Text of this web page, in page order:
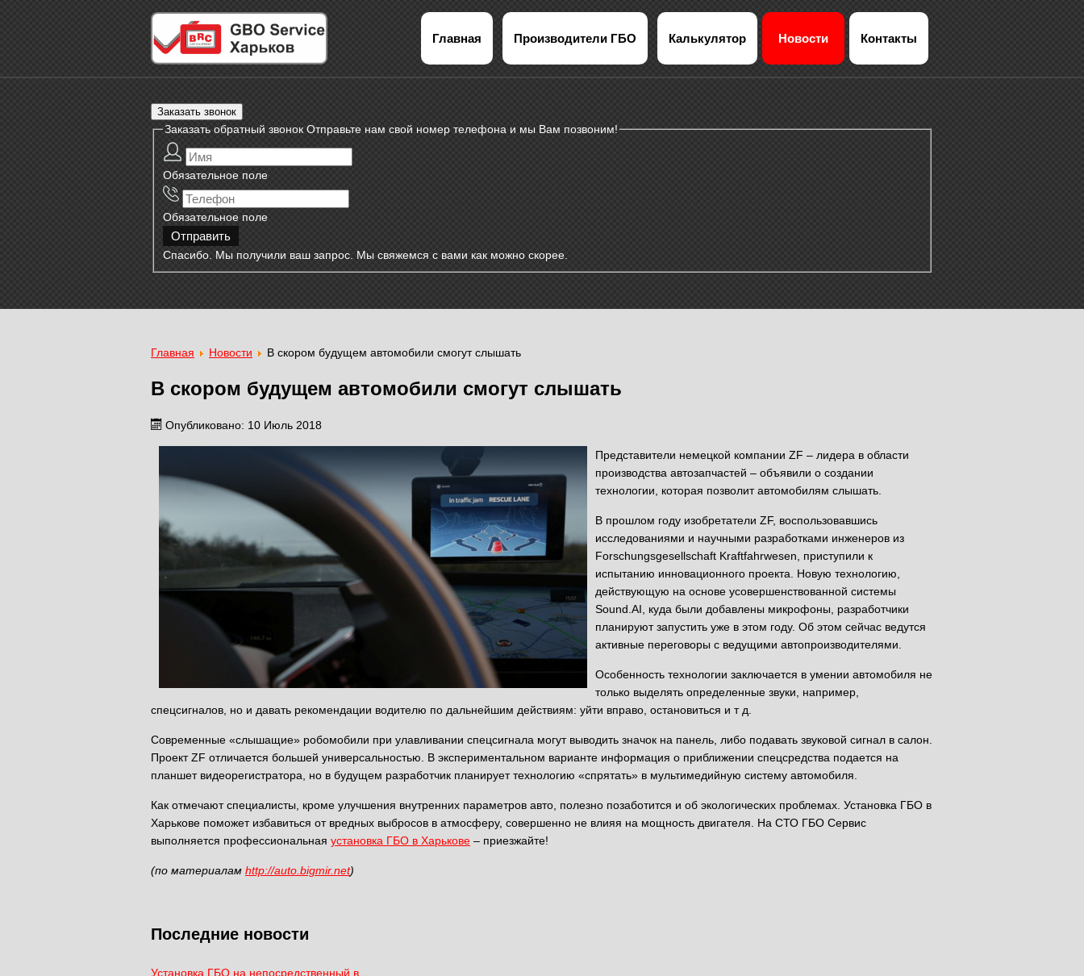
Главная Производители ГБО Калькулятор Новости Контакты
Заказать звонок
Заказать обратный звонокОтправьте нам свой номер телефона и мы Вам позвоним!
Обязательное поле
Обязательное поле
Спасибо. Мы получили ваш запрос. Мы свяжемся с вами как можно скорее.
Главная Новости В скором будущем автомобили смогут слышать
В скором будущем автомобили смогут слышать
Опубликовано: 10 Июль 2018
Представители немецкой компании ZF – лидера в области
производства автозапчастей – объявили о создании
технологии, которая позволит автомобилям слышать.
В прошлом году изобретатели ZF, воспользовавшись
исследованиями и научными разработками инженеров из
Forschungsgesellschaft Kraftfahrwesen, приступили к
испытанию инновационного проекта. Новую технологию,
действующую на основе усовершенствованной системы
Sound.AI, куда были добавлены микрофоны, разработчики
планируют запустить уже в этом году. Об этом сейчас ведутся
активные переговоры с ведущими автопроизводителями.
Особенность технологии заключается в умении автомобиля не
только выделять определенные звуки, например,
спецсигналов, но и давать рекомендации водителю по дальнейшим действиям: уйти вправо, остановиться и т д.
Современные «слышащие» робомобили при улавливании спецсигнала могут выводить значок на панель, либо подавать звуковой сигнал в салон.
Проект ZF отличается большей универсальностью. В экспериментальном варианте информация о приближении спецсредства подается на
планшет видеорегистратора, но в будущем разработчик планирует технологию «спрятать» в мультимедийную систему автомобиля.
Как отмечают специалисты, кроме улучшения внутренних параметров авто, полезно позаботится и об экологических проблемах. Установка ГБО в
Харькове поможет избавиться от вредных выбросов в атмосферу, совершенно не влияя на мощность двигателя. На СТО ГБО Сервис
выполняется профессиональная установка ГБО в Харькове – приезжайте!
(по материалам http://auto.bigmir.net)
Последние новости
Установка ГБО на непосредственный в…